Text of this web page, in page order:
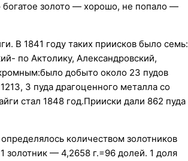
богатое золото — хорошо, не попало —
В 1841 году таких приисков было семь:
по Актолику, Александровский,
добыто около 23 пудов
3 пуда драгоценного металла со
стал 1848 год.Прииски дали 862 пуда
количеством золотников
золотник — 4,2658 г.=96 долей. 1 доля